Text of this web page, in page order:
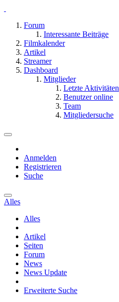
Forum
Interessante Beiträge
Filmkalender
Artikel
Streamer
Dashboard
Mitglieder
Letzte Aktivitäten
Benutzer online
Team
Mitgliedersuche
Anmelden
Registrieren
Suche
Alles
Alles
Artikel
Seiten
Forum
News
News Update
Erweiterte Suche